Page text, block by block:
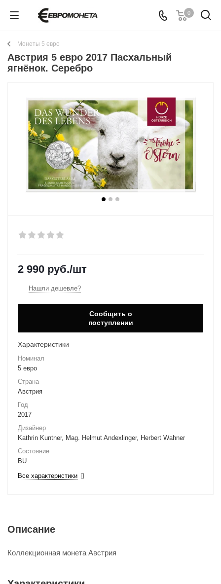
0
Монеты 5 евро
Австрия 5 евро 2017 Пасхальный
ягнёнок. Серебро
2 990 руб./шт
Нашли дешевле?
Сообщить о
поступлении
Характеристики
Номинал
5 евро
Страна
Австрия
Год
2017
Дизайнер
Kathrin Kuntner, Mag. Helmut Andexlinger, Herbert Wahner
Состояние
BU
Все характеристики
Описание
Коллекционная монета Австрия